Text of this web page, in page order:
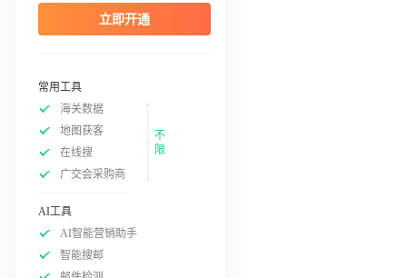
立即开通
常用工具
海关数据
地图获客
在线搜
广交会采购商
不
限
AI工具
AI智能营销助手
智能搜邮